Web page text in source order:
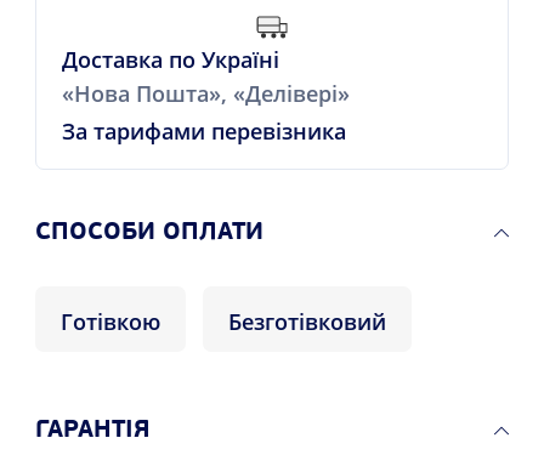
Доставка по Україні
«Нова Пошта», «Делівері»
За тарифами перевізника
СПОСОБИ ОПЛАТИ
Готівкою Безготівковий
ГАРАНТІЯ